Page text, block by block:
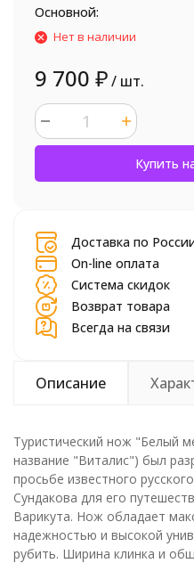
Основной:
Нет в наличии
9 700 ₽/ шт.
шт.
Купить
Доставка по
On-line оплата
Система скидок
Возврат товара
Всегда на связи
Описание
Туристический нож "Белый
название "Виталис") был
просьбе известного
Сундакова для его
Варикута. Нож обладает
надежностью и высокой
рубить. Ширина клинка и